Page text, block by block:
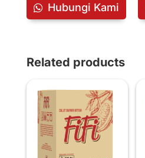
Hubungi Kami
Related products